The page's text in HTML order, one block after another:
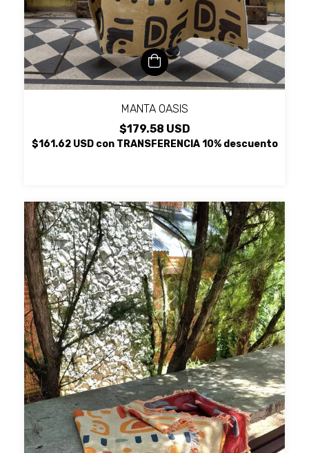
MANTA OASIS
$179.58 USD
$161.62 USD con TRANSFERENCIA 10% descuento